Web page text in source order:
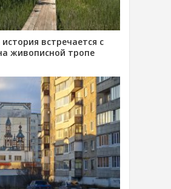
встречается с
живописной тропе